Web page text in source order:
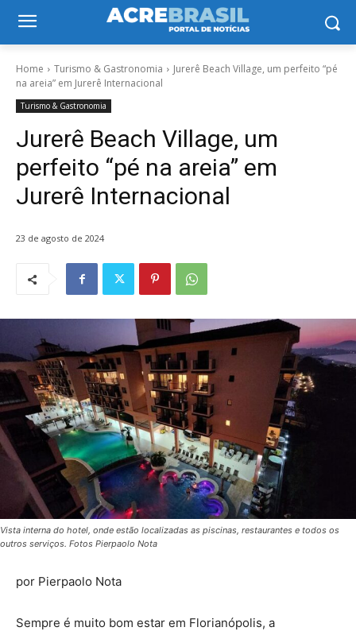
Home Turismo & Gastronomia
Jurerê Beach Village, um perfeito “pé
na areia” em Jurerê Internacional
Turismo & Gastronomia
Jurerê Beach Village, um
perfeito “pé na areia” em
Jurerê Internacional
23 de agosto de 2024
Vista interna do hotel, onde estão localizadas as piscinas, restaurantes e todos os
outros serviços. Fotos Pierpaolo Nota
por Pierpaolo Nota
Sempre é muito bom estar em Florianópolis, a